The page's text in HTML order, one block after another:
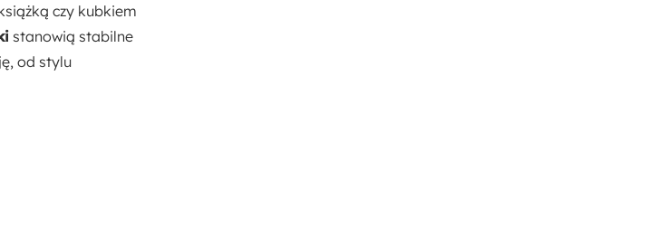
czy kubkiem
stanowią stabilne
od stylu